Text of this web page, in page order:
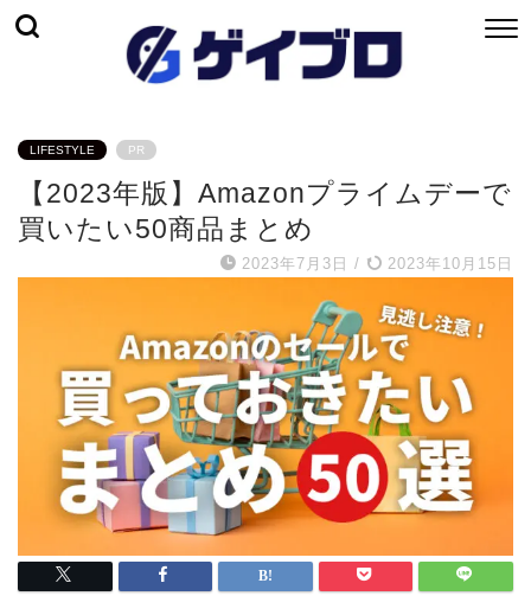
LIFESTYLE PR
【2023年版】Amazonプライムデーで
買いたい50商品まとめ
2023年7月3日 / 2023年10月15日